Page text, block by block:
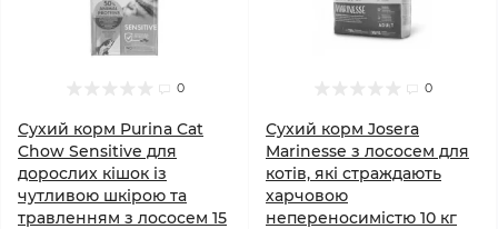
0
Сухий корм Purina Cat
Chow Sensitive для
дорослих кішок із
чутливою шкірою та
травленням з лососем 15
0
Сухий корм Josera
Marinesse з лососем для
котів, які страждають
харчовою
непереносимістю 10 кг